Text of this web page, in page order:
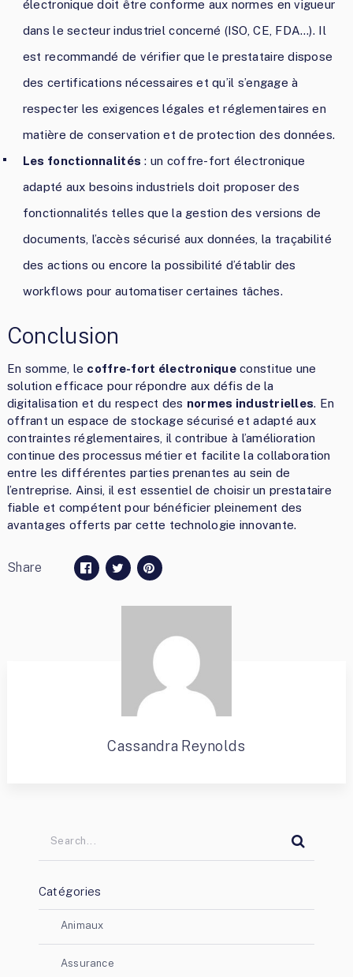
électronique doit être conforme aux normes en vigueur
dans le secteur industriel concerné (ISO, CE, FDA…). Il
est recommandé de vérifier que le prestataire dispose
des certifications nécessaires et qu’il s’engage à
respecter les exigences légales et réglementaires en
matière de conservation et de protection des données.
Les fonctionnalités : un coffre-fort électronique
adapté aux besoins industriels doit proposer des
fonctionnalités telles que la gestion des versions de
documents, l’accès sécurisé aux données, la traçabilité
des actions ou encore la possibilité d’établir des
workflows pour automatiser certaines tâches.
Conclusion
En somme, le coffre-fort électroniqueconstitue une
solution efficace pour répondre aux défis de la
digitalisation et du respect des normes industrielles. En
offrant un espace de stockage sécurisé et adapté aux
contraintes réglementaires, il contribue à l’amélioration
continue des processus métier et facilite la collaboration
entre les différentes parties prenantes au sein de
l’entreprise. Ainsi, il est essentiel de choisir un prestataire
fiable et compétent pour bénéficier pleinement des
avantages offerts par cette technologie innovante.
Share
Cassandra Reynolds
Catégories
Animaux
Assurance